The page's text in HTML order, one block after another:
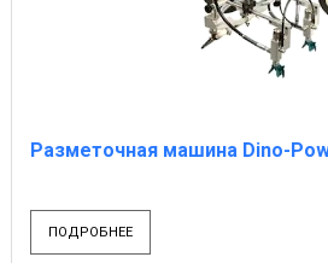
Разметочная машина Dino-
ПОДРОБНЕЕ